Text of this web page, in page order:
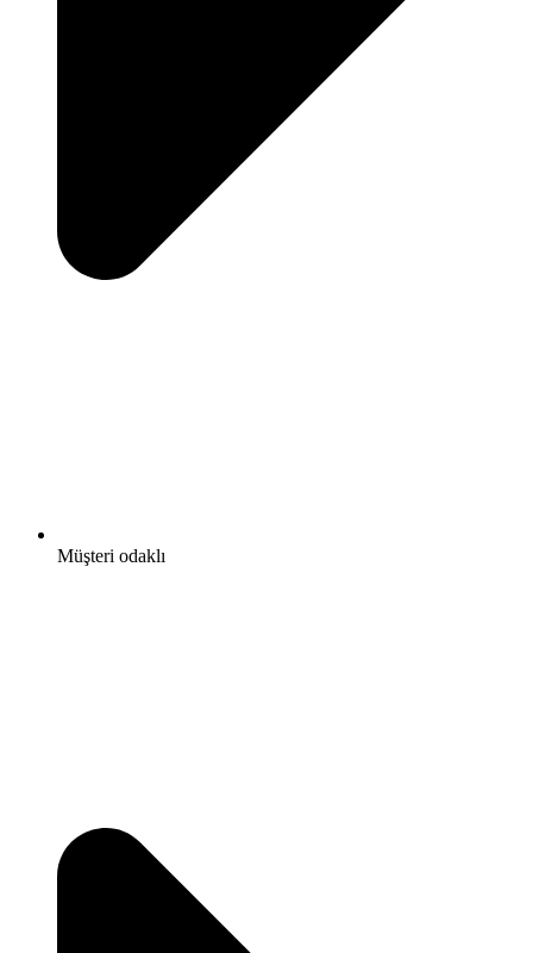
Müşteri odaklı